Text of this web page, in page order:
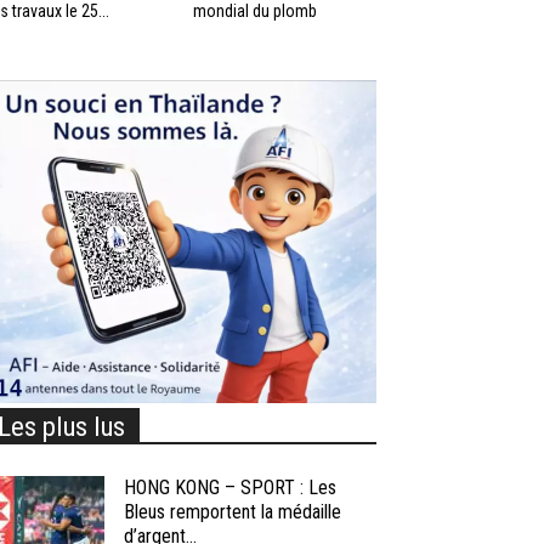
travaux le 25... mondial du plomb
plus lus
HONG KONG – SPORT : Les
Bleus remportent la médaille
d’argent...